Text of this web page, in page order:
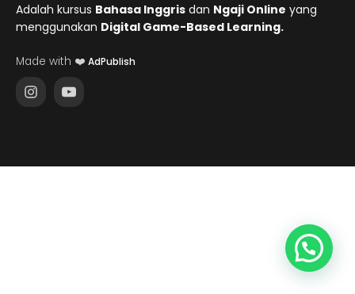
Adalah kursus Bahasa Inggris dan Ngaji Online yang
menggunakan Digital Game-Based Learning.
Made with ❤️ AdPublish